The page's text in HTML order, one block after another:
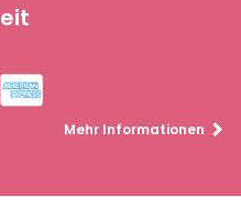
Mehr Informationen